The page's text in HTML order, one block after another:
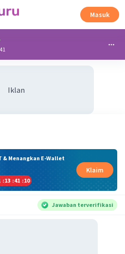
Masuk
Iklan
& Menangkan E-Wallet
:13 :41 :09
Klaim
Jawaban terverifikasi